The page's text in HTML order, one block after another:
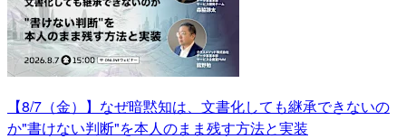
【8/7（金）】なぜ暗黙知は、文書化しても継承できないの
か"書けない判断"を本人のまま残す方法と実装